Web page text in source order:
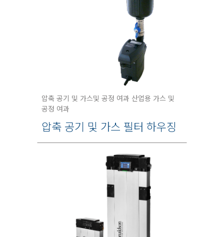
압축 공기 및 가스및 공정 여과 산업용 가스 및
공정 여과
압축 공기 및 가스 필터 하우징